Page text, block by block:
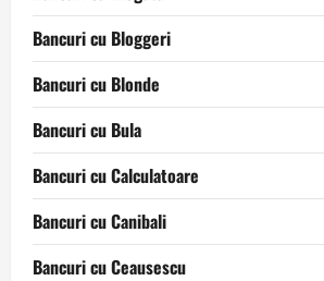
Bancuri cu Bloggeri
Bancuri cu Blonde
Bancuri cu Bula
Bancuri cu Calculatoare
Bancuri cu Canibali
Bancuri cu Ceausescu